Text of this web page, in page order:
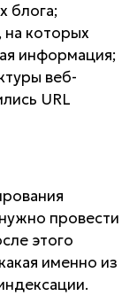
блога;
на которых
информация;
веб-
URL
провести
этого
именно из